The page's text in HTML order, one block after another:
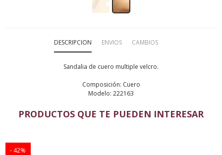
DESCRIPCION ENVIOS CAMBIOS
Sandalia de cuero multiple velcro.
Composición: Cuero
Modelo: 222163
PRODUCTOS QUE TE PUEDEN INTERESAR
42